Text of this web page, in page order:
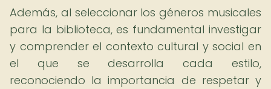
Además, al seleccionar los géneros musicales
para la biblioteca, es fundamental investigar
y comprender el contexto cultural y social en
el que se desarrolla cada estilo,
reconociendo la importancia de respetar y